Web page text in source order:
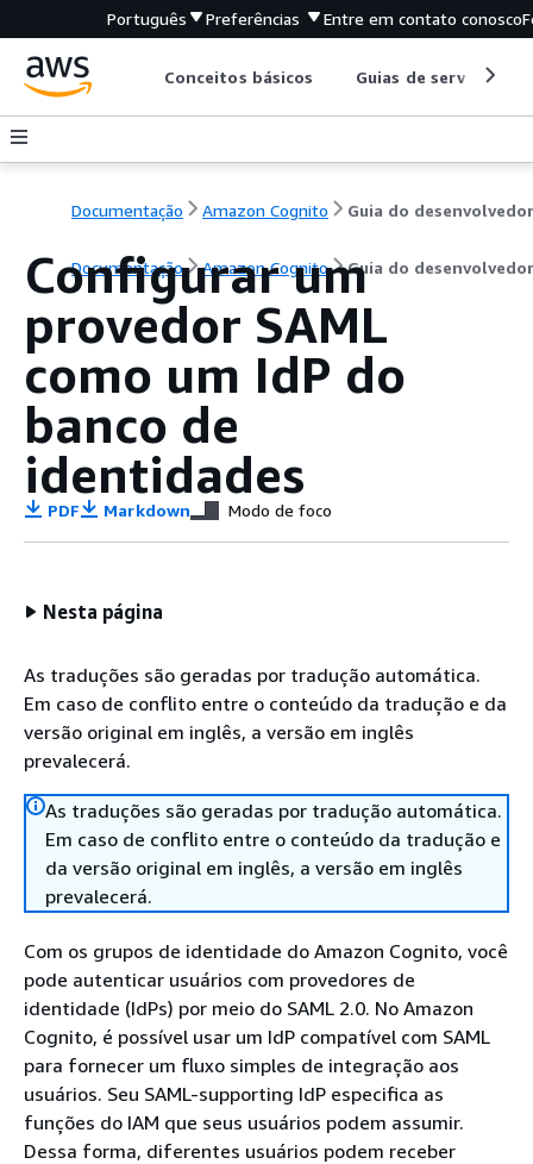
Português Preferências Entre em contato conosco
Conceitos básicos Guias de serviço
Documentação Amazon Cognito Guia do desenvolvedor
Documentação Amazon Cognito Guia do desenvolvedor
Configurar um
provedor SAML
como um IdP do
banco de
identidades
PDF Markdown Modo de foco
Nesta página
As traduções são geradas por tradução automática.
Em caso de conflito entre o conteúdo da tradução e da
versão original em inglês, a versão em inglês
prevalecerá.
As traduções são geradas por tradução automática.
Em caso de conflito entre o conteúdo da tradução e
da versão original em inglês, a versão em inglês
prevalecerá.
Com os grupos de identidade do Amazon Cognito, você
pode autenticar usuários com provedores de
identidade (IdPs) por meio do SAML 2.0. No Amazon
Cognito, é possível usar um IdP compatível com SAML
para fornecer um fluxo simples de integração aos
usuários. Seu SAML-supporting IdP especifica as
funções do IAM que seus usuários podem assumir.
Dessa forma, diferentes usuários podem receber